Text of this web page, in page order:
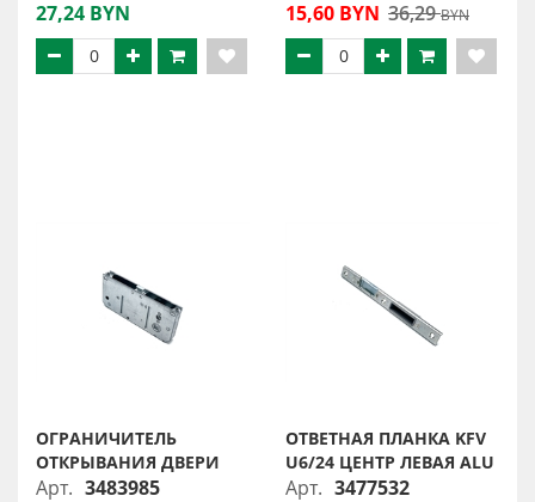
27,24 BYN
15,60 BYN 36,29BYN
ОГРАНИЧИТЕЛЬ
ОТКРЫВАНИЯ ДВЕРИ
Арт. 3483985
ОТВЕТНАЯ ПЛАНКА KFV
U6/24 ЦЕНТР ЛЕВАЯ ALU
Арт. 3477532